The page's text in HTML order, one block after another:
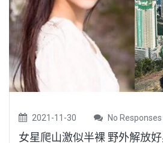
2021-11-30 No Responses
女星爬山激似半裸 野外解放